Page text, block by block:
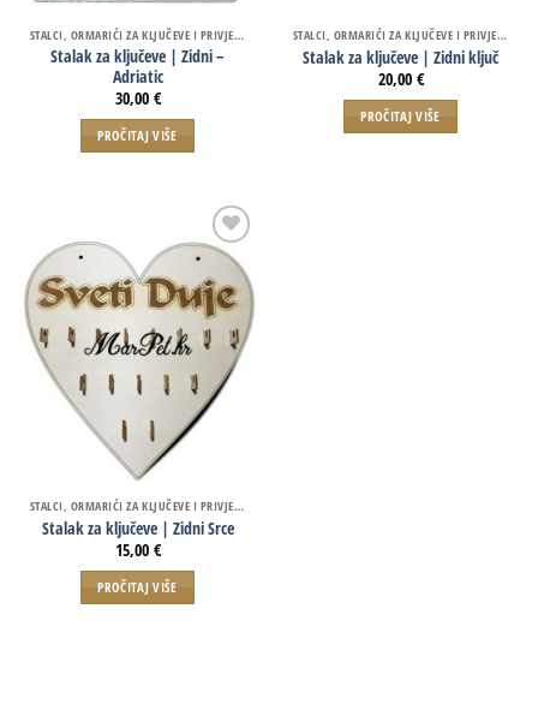
STALCI, ORMARIĆI ZA KLJUČEVE I PRIVJESCI
Stalak za ključeve | Zidni –
Adriatic
30,00 €
PROČITAJ VIŠE
STALCI, ORMARIĆI ZA KLJUČEVE I PRIVJESCI
Stalak za ključeve | Zidni ključ
20,00 €
PROČITAJ VIŠE
STALCI, ORMARIĆI ZA KLJUČEVE I PRIVJESCI
Stalak za ključeve | Zidni Srce
15,00 €
PROČITAJ VIŠE